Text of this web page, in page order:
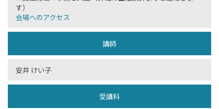
す）
会場へのアクセス
講師
安井 けい子
受講料